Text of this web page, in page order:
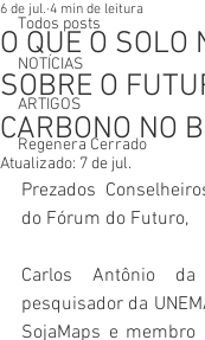
Todos posts
NOTÍCIAS
ARTIGOS
Regenera Cerrado
O QUE O SOLO
SOBRE O
CARBONO NO
6 de jul. 4 min de leitura
Atualizado: 7 de jul.
Prezados
do Fórum do Futuro,
Carlos Antônio
pesquisador da
SojaMaps e membro